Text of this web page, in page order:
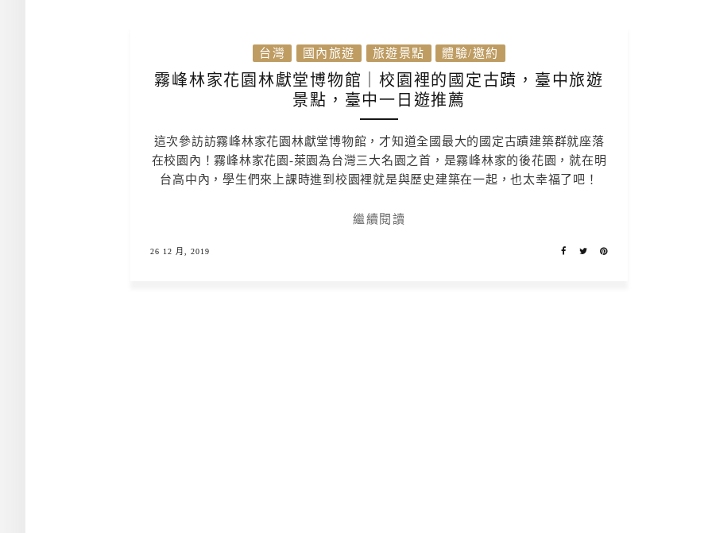
台灣 國內旅遊 旅遊景點 體驗/邀約
霧峰林家花園林獻堂博物館｜校園裡的國定古蹟，臺中旅遊
景點，臺中一日遊推薦
這次參訪訪霧峰林家花園林獻堂博物館，才知道全國最大的國定古蹟建築群就座落
在校園內！霧峰林家花園-萊園為台灣三大名園之首，是霧峰林家的後花園，就在明
台高中內，學生們來上課時進到校園裡就是與歷史建築在一起，也太幸福了吧！
繼續閱讀
26 12 月, 2019